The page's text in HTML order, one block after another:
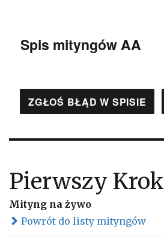
Spis mityngów AA
ZGŁOŚ BŁĄD W SPISIE
Pierwszy Krok
Mityng na żywo
Powrót do listy mityngów